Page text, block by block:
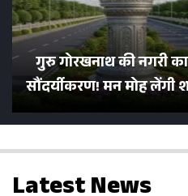
गुरु गोरखनाथ की नगरी
सौंदर्यीकरण! मन मोह लेंगी
सड़कें; देखें Photos